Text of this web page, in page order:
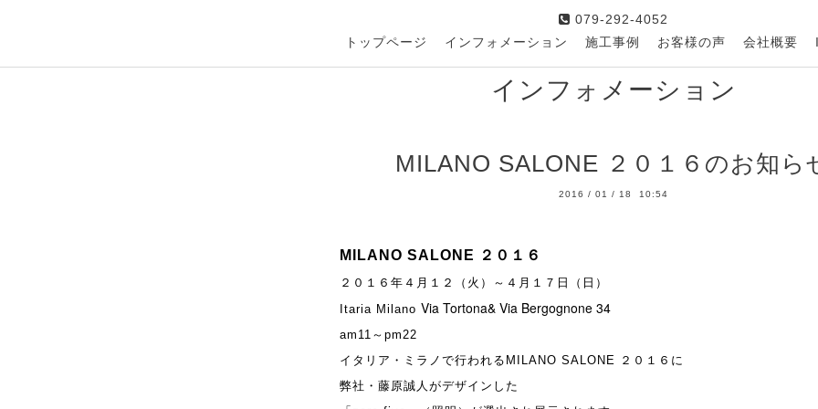
079-292-4052
トップページ
インフォメーション 施工事例 お客様の声 会社概要
インフォメーション
MILANO SALONE ２０１６のお知ら
2016 / 01 / 18 10:54
MILANO SALONE ２０１６
２０１６年４月１２（火）～４月１７日（日）
Itaria Milano Via Tortona& Via Bergognone 34
am11～pm22
イタリア・ミラノで行われる MILANO SALONE ２０１６に
弊社・藤原誠人がデザインした